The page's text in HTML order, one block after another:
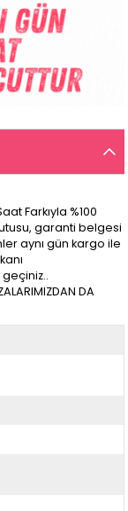
Farkıyla %100
garanti belgesi
aynı gün kargo ile
DA